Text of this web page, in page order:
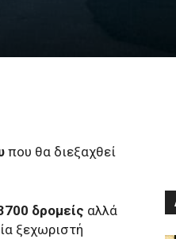
που θα διεξαχθεί
δρομείς αλλά
ξεχωριστή